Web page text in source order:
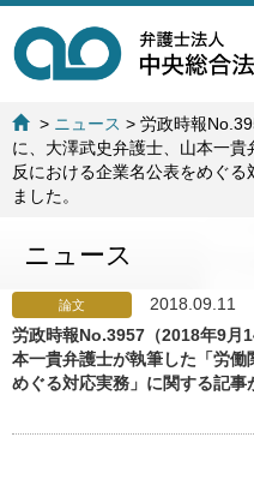
> ニュース >労政時報
に、大澤武史弁護士、山本一
反における企業名公表をめぐ
ました。
ニュース
論文
2018.09.11
労政時報No.3957（2018年9月
本一貴弁護士が執筆した「労
めぐる対応実務」に関する記事